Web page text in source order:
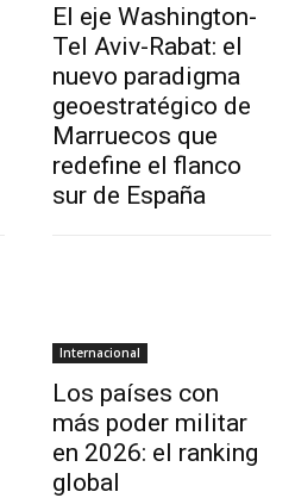
El eje Washington-
Tel Aviv-Rabat: el
nuevo paradigma
geoestratégico de
Marruecos que
redefine el flanco
sur de España
Internacional
Los países con
más poder militar
en 2026: el ranking
global